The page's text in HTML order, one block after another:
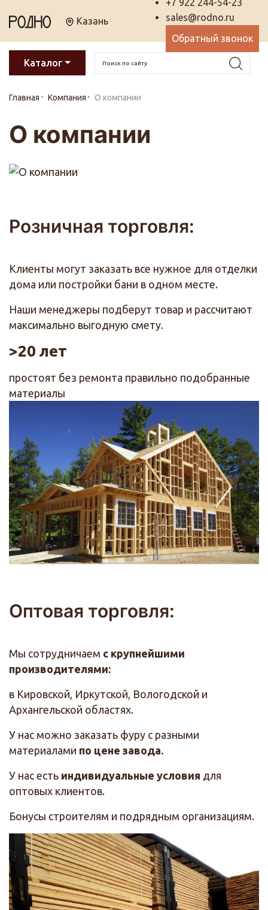
Казань
+7 922 244-54-23
sales@rodno.ru
Обратный звонок
Каталог
Главная Компания О компании
О компании
Розничная торговля:
Клиенты могут заказать все нужное для отделки
дома или постройки бани в одном месте.
Наши менеджеры подберут товар и рассчитают
максимально выгодную смету.
>20 лет
простоят без ремонта правильно подобранные
материалы
Оптовая торговля:
Мы сотрудничаем с крупнейшими
производителями:
в Кировской, Иркутской, Вологодской и
Архангельской областях.
У нас можно заказать фуру с разными
материалами по цене завода.
У нас есть индивидуальные условия для
оптовых клиентов.
Бонусы строителям и подрядным организациям.